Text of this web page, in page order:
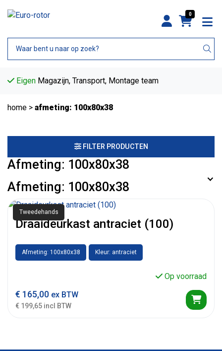
0
Eigen Magazijn, Transport, Montage team
home > afmeting: 100x80x38
FILTER PRODUCTEN
Afmeting: 100x80x38
Afmeting: 100x80x38
Tweedehands
Draaideurkast antraciet (100)
Afmeting: 100x80x38 Kleur: antraciet
Op voorraad
€ 165,00 ex BTW
€ 199,65 incl BTW